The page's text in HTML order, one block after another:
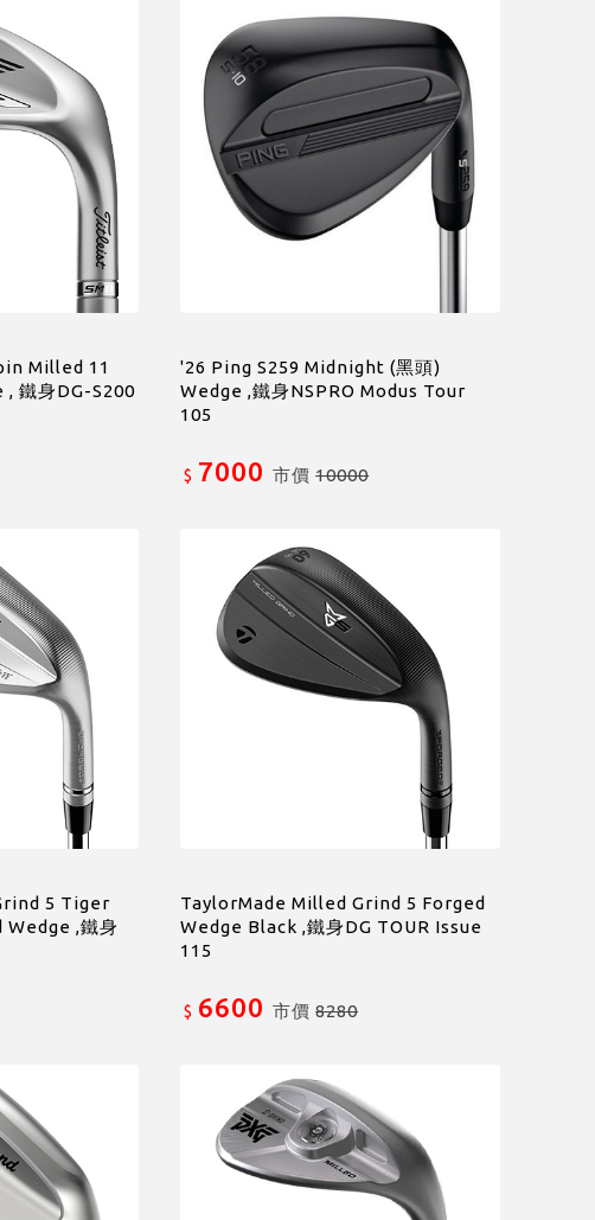
Milled 11
鐵身DG-S200
'26 Ping S259 Midnight (黑頭)
Wedge ,鐵身NSPRO Modus Tour
105
$ 7000 市價10000
5 Tiger
,鐵身
TaylorMade Milled Grind 5 Forged
Wedge Black ,鐵身DG TOUR Issue
115
$ 6600 市價8280